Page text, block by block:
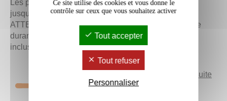
Les pré inscriptions aux cours du soir sont ouvertes
jusqu'au 31 août 2026
ATTENTION : La plateforme d'inscription sera fermée
durant la fermeture estivale du 24 juillet au 16 août
inclus.
>> Lire la suite
Ce site utilise des cookies et vous donne le
contrôle sur ceux que vous souhaitez activer
Tout accepter
Tout refuser
Personnaliser